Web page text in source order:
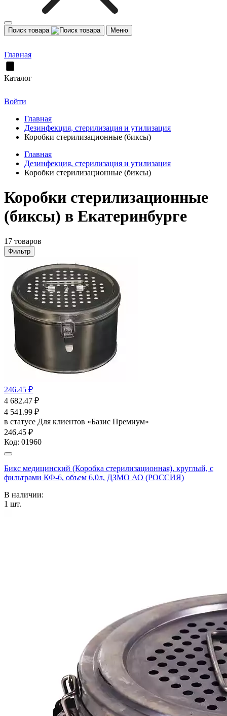
Поиск товара Меню
Главная
Каталог
Войти
Главная
Дезинфекция, стерилизация и утилизация
Коробки стерилизационные (биксы)
Главная
Дезинфекция, стерилизация и утилизация
Коробки стерилизационные (биксы)
Коробки стерилизационные
(биксы) в Екатеринбурге
17 товаров
Фильтр
246.45 ₽
4 682.47 ₽
4 541.99 ₽
в статусе Для клиентов «Базис Премиум»
246.45 ₽
Код: 01960
Бикс медицинский (Коробка стерилизационная), круглый, с
фильтрами КФ-6, объем 6,0л, ДЗМО АО (РОССИЯ)
В наличии:
1 шт.